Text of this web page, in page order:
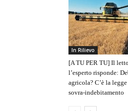
In Rilievo
[A TU PER TU] Il
l’esperto risponde:
agricola? C’è la
sovra-indebitamento